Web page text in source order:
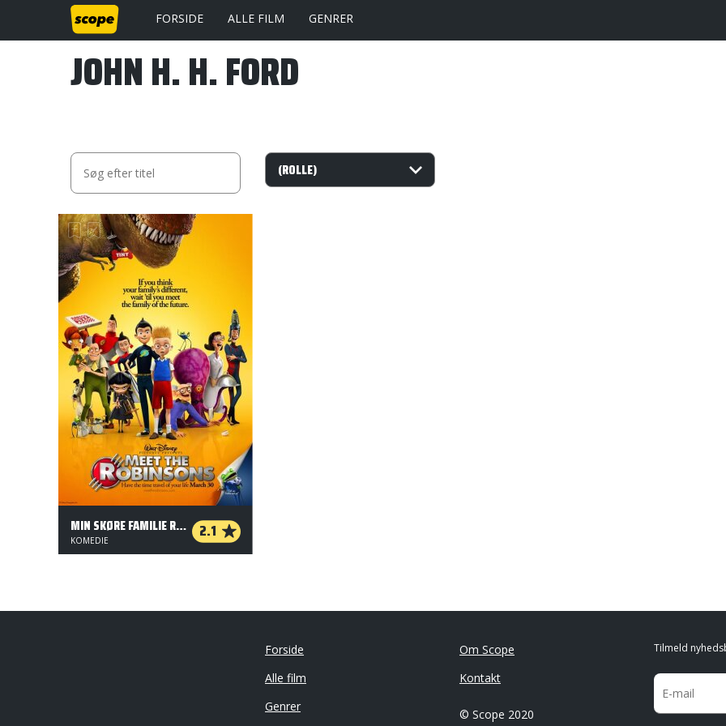
FORSIDE ALLE FILM GENRER
JOHN H. H. FORD
MIN SKØRE FAMILIE ROBINSON (ORG. VERSION) 2.1
KOMEDIE
Forside
Alle film
Genrer
Om Scope
Kontakt
© Scope 2020
Tilmeld